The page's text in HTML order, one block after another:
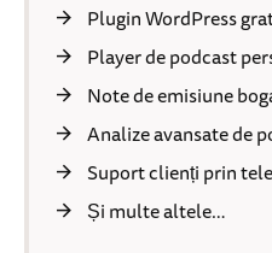
Plugin WordPress
Player de podcast
Note de emisiune
Analize avansate de
Suport clienți prin
Și multe altele…